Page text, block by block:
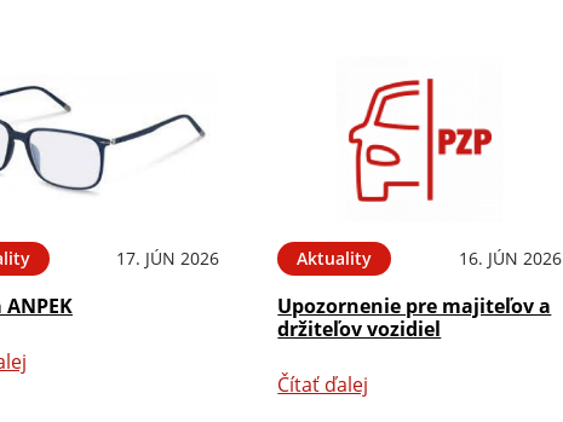
17. JÚN 2026 Aktuality 16. JÚN 2026
Upozornenie pre majiteľov a
držiteľov vozidiel
Čítať ďalej